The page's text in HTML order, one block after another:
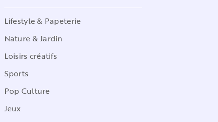
Lifestyle & Papeterie
Nature & Jardin
Loisirs créatifs
Sports
Pop Culture
Jeux